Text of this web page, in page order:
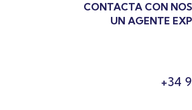
CONTACTA CON
UN AGENTE
+34